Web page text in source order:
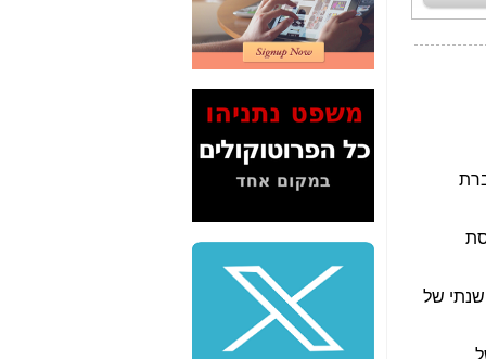
2" על תעלולי השר
משה כחלון -כאן
המשך חשיפת הבלוף
ששמו "מהפיכת
הסלולר" ואיך מסרסים
כאן
סיכום ביקור בסיליקון
שלמה פילבר (עד
לאחרונה מנכ"ל משרד
התקשורת) - עד
מדינה? הצחקתם